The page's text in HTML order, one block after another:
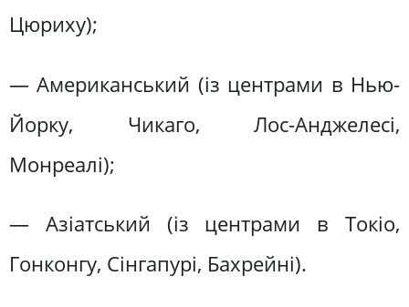
Цюриху);
— Американський (із центрами в Нью-
Йорку, Чикаго, Лос-Анджелесі,
Монреалі);
— Азіатський (із центрами в Токіо,
Гонконгу, Сінгапурі, Бахрейні).